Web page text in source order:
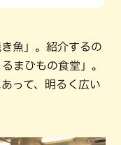
魚」。紹介するの
まひもの食堂」。
って、明るく広い